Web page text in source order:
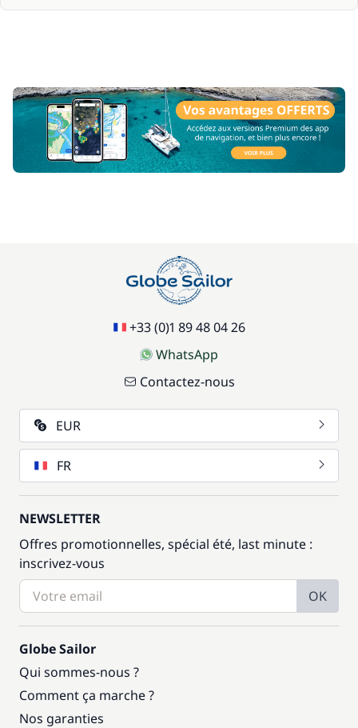
+33 (0)1 89 48 04 26
WhatsApp
Contactez-nous
EUR
FR
NEWSLETTER
Offres promotionnelles, spécial été, last minute :
inscrivez-vous
OK
Globe Sailor
Qui sommes-nous ?
Comment ça marche ?
Nos garanties